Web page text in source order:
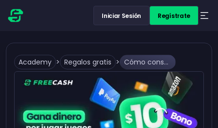
Iniciar Sesión Regístrate
Academy > Regalos gratis > Cómo conseguir Netflix gratis (o barato) en 2026